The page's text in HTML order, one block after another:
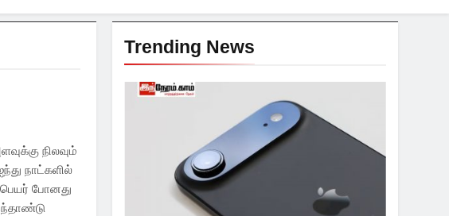
நிலவும்
நாட்களில்
பெயர் போனது
Trending News